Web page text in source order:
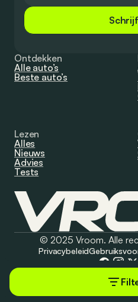
Ontdekken
Alle auto’s
Beste auto’s
Lezen
Alles
Nieuws
Advies
Tests
© 2025 Vroom. Alle
Privacybeleid